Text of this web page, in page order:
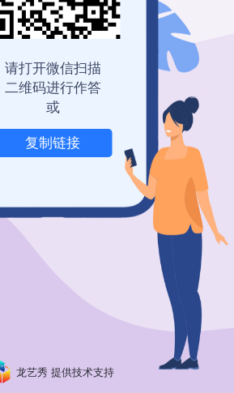
记录 我也要免费创建
粤ICP备19150304号
举报
请打开微信扫描
二维码进行作答
或
复制链接
龙艺秀 提供技术支持